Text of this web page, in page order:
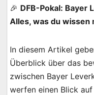
🎉 DFB-Pokal: Bayer
Alles, was du wissen
In diesem Artikel
Überblick über das
zwischen Bayer
werfen einen Blick